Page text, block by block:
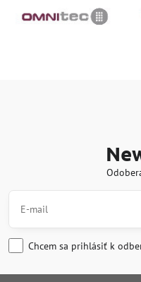
Chcem sa prihlásiť k